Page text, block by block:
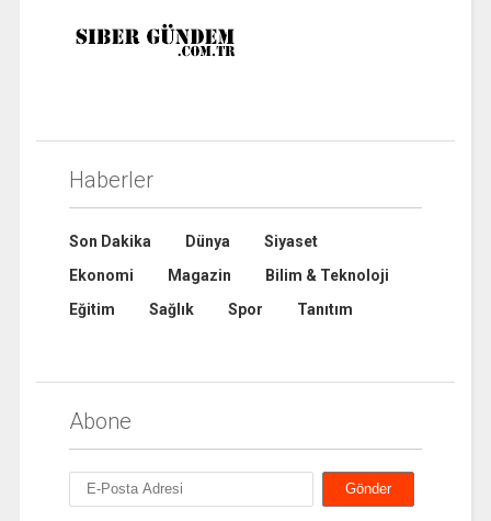
Haberler
Son Dakika Dünya
Siyaset
Ekonomi
Magazin
Bilim & Teknoloji
Eğitim
Sağlık Spor Tanıtım
Abone